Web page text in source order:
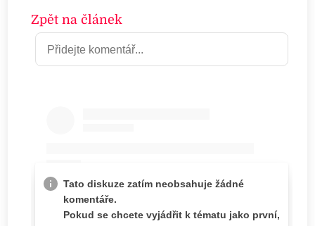
Zpět na článek